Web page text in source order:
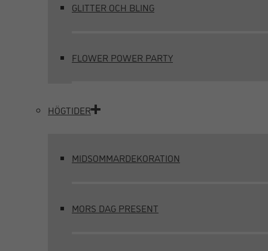
GLITTER OCH BLING
FLOWER POWER PARTY
HÖGTIDER
MIDSOMMARDEKORATION
MORS DAG PRESENT